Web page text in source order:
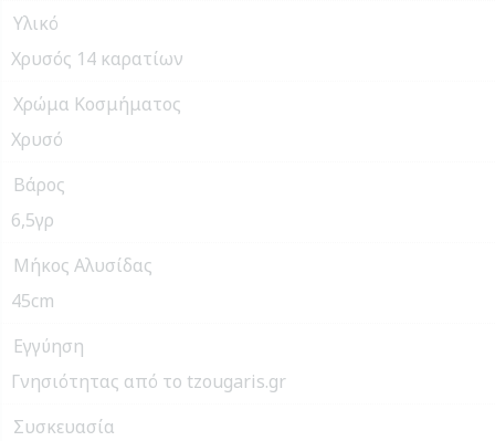
Υλικό
Χρυσός 14 καρατίων
Χρώμα Κοσμήματος
Χρυσό
Βάρος
6,5γρ
Μήκος Αλυσίδας
45cm
Εγγύηση
Γνησιότητας από το tzougaris.gr
Συσκευασία